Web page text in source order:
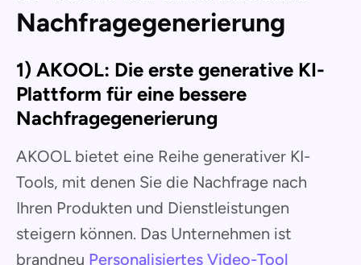
Nachfragegenerierung
1) AKOOL: Die erste generative KI-
Plattform für eine bessere
Nachfragegenerierung
AKOOL bietet eine Reihe generativer KI-
Tools, mit denen Sie die Nachfrage nach
Ihren Produkten und Dienstleistungen
steigern können. Das Unternehmen ist
brandneu Personalisiertes Video-Tool